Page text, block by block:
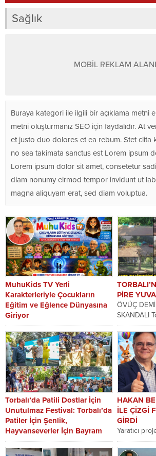
Sağlık
MOBİL REKLAM ALANI
Buraya kategori ile ilgili bir açıklama metni
metni oluşturmanız SEO için faydalıdır. At
et justo duo dolores et ea rebum. Stet clita
no sea takimata sanctus est Lorem ipsum
Lorem ipsum dolor sit amet, consetetur
diam nonumy eirmod tempor invidunt ut
magna aliquyam erat, sed diam voluptua.
MuhuKids TV Yerli
Karakterleriyle Çocukların
Eğitim ve Eğlence Dünyasına
Giriyor
Hakan Berktaş: “Çocukların
severek izleyeceği, ailelerin
güvenle tercih edeceği bir
karakter dünyası oluşturuyoruz”
HABER MERKEZİ...
PİRE
ÖVÜÇ
SKANDALI
sosyal
olan
Koruluğu,...
Torbalı’da Patili Dostlar İçin
Unutulmaz Festival: Torbalı’da
Patiler İçin Şenlik,
Hayvanseverler İçin Bayram
Torbalı Belediyesi’nin bu yıl
üçüncüsünü düzenlediği
HAKAN
İLE ÇİZGİ
GİRDİ
Yaratıcı
Sosyal
Hakan